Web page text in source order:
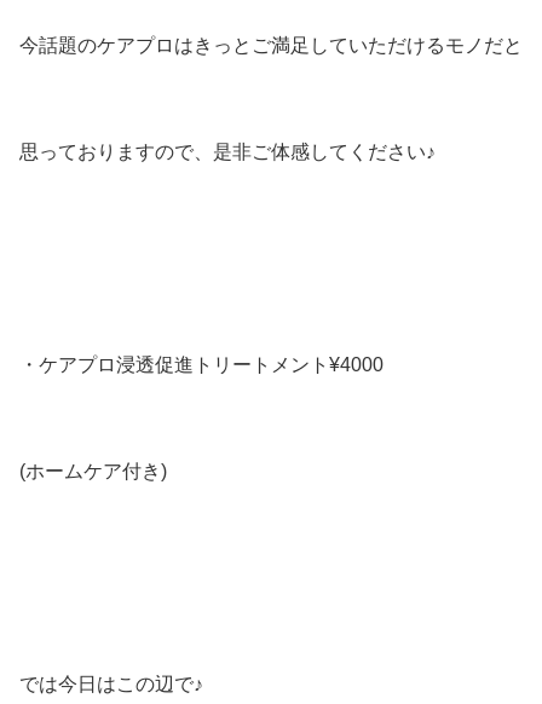
今話題のケアプロはきっとご満足していただけるモノだと
思っておりますので、是非ご体感してください♪
・ケアプロ浸透促進トリートメント¥4000
(ホームケア付き)
では今日はこの辺で♪